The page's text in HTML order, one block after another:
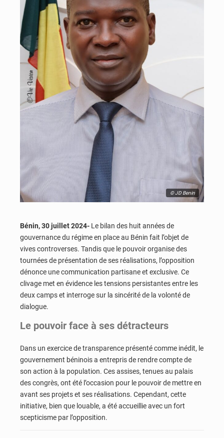
© JD Benin
Bénin, 30 juillet 2024- Le bilan des huit années de
gouvernance du régime en place au Bénin fait l’objet de
vives controverses. Tandis que le pouvoir organise des
tournées de présentation de ses réalisations, l’opposition
dénonce une communication partisane et exclusive. Ce
clivage met en évidence les tensions persistantes entre les
deux camps et interroge sur la sincérité de la volonté de
dialogue.
Le pouvoir face à ses détracteurs
Dans un exercice de transparence présenté comme inédit, le
gouvernement béninois a entrepris de rendre compte de
son action à la population. Ces assises, tenues au palais
des congrès, ont été l’occasion pour le pouvoir de mettre en
avant ses projets et ses réalisations. Cependant, cette
initiative, bien que louable, a été accueillie avec un fort
scepticisme par l’opposition.